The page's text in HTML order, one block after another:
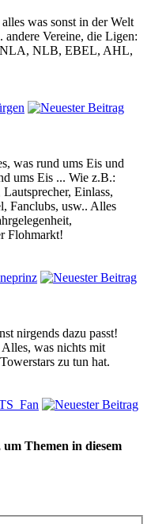
was sonst in der Welt
Vereine, die Ligen:
NLB, EBEL, AHL,
was rund ums Eis und
ums Eis ... Wie z.B.:
Einlass,
Fanclubs, usw.. Alles
Flohmarkt!
nirgends dazu passt!
was nichts mit
zu tun hat.
Themen in diesem